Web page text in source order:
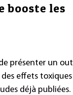
booste les
présenter un
effets toxiques
déjà publiées.